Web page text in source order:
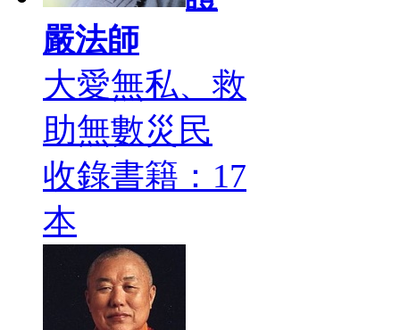
嚴法師
大愛無私、救
助無數災民
收錄書籍：17
本